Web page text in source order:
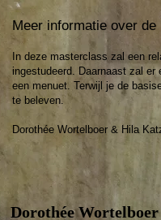
Meer informatie over
In deze masterclass zal een
ingestudeerd. Daarnaast zal
een menuet. Terwijl je de
te beleven.
Dorothée Wortelboer & Hila
Dorothée Wortelboer